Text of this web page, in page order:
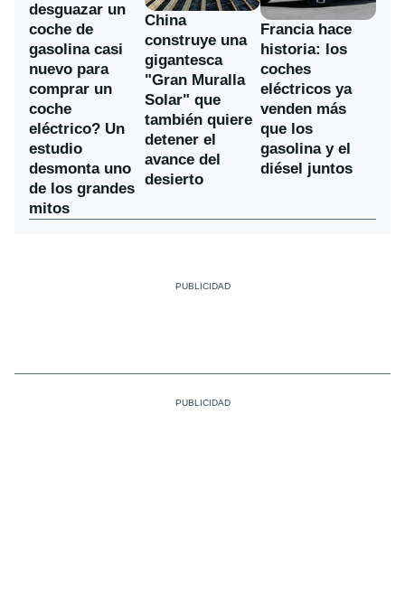
desguazar un
coche de
gasolina casi
nuevo para
comprar un
coche
eléctrico? Un
estudio
desmonta uno
de los grandes
mitos
China
construye una
gigantesca
"Gran Muralla
Solar" que
también quiere
detener el
avance del
desierto
Francia hace
historia: los
coches
eléctricos ya
venden más
que los
gasolina y el
diésel juntos